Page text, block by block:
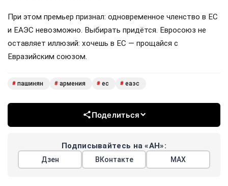
При этом премьер признал: одновременное членство в ЕС
и ЕАЭС невозможно. Выбирать придётся. Евросоюз не
оставляет иллюзий: хочешь в ЕС — прощайся с
Евразийским союзом.
# пашинян # армения # ес # еаэс
Поделиться
Подписывайтесь на «АН»:
Дзен ВКонтакте МАХ